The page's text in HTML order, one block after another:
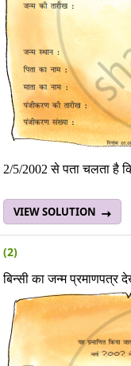
2/5/2002 से पता चलता है
VIEW SOLUTION
(2)
बिन्सी का जन्म प्रमाणपत्र